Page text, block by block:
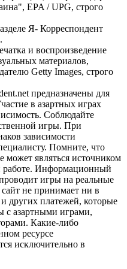
EPA / UPG, строго
Я- Корреспондент
и воспроизведение
материалов,
Getty Images, строго
предназначены для
в азартных играх
Соблюдайте
игры. При
зависимости
Помните, что
может являться источником
работе. Информационный
игры на реальные
не принимает ни в
других платежей, которые
с азартными играми,
Какие-либо
ресурсе
исключительно в